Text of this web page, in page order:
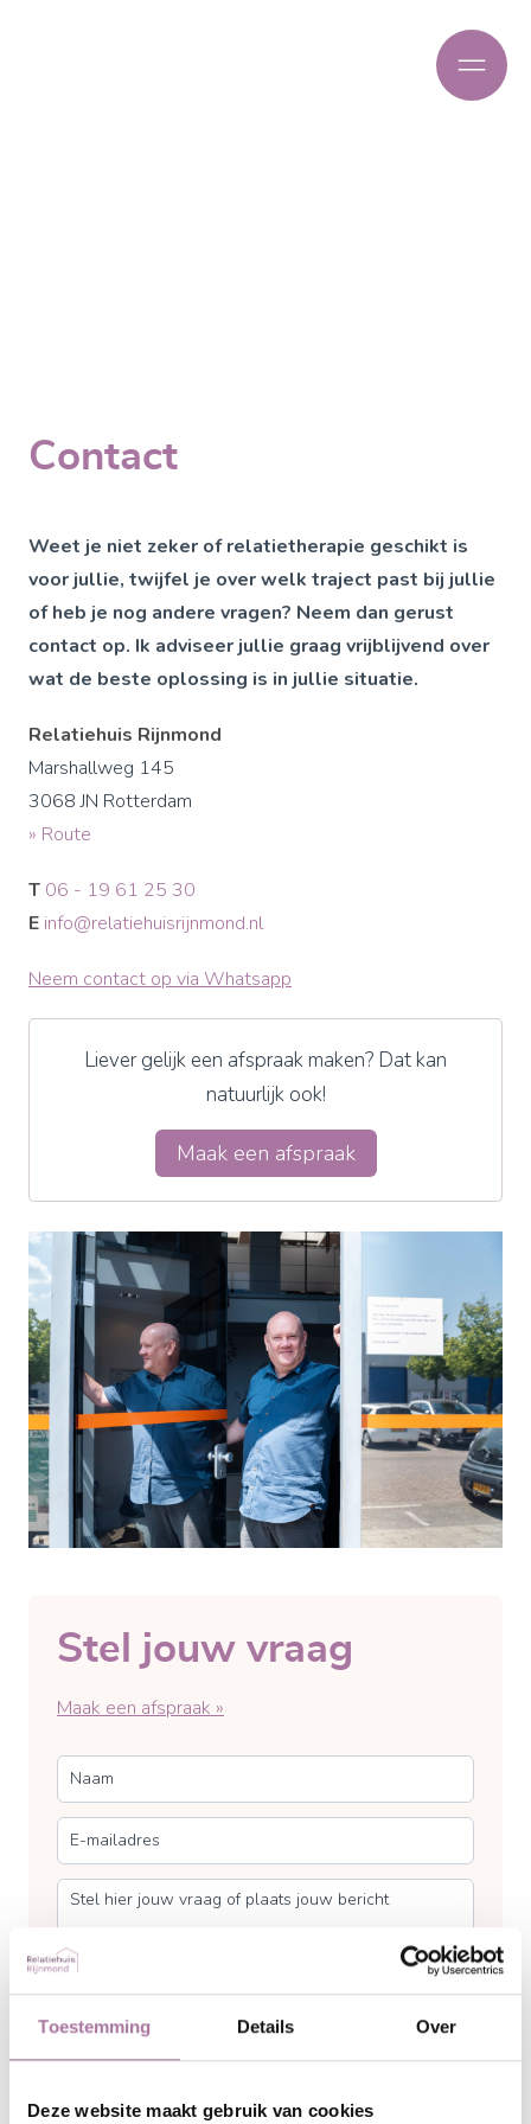
Toestemming Details Over
Deze website maakt gebruik van cookies
Contact
Weet je niet zeker of relatietherapie geschikt is
voor jullie, twijfel je over welk traject past bij jullie
of heb je nog andere vragen? Neem dan gerust
contact op. Ik adviseer jullie graag vrijblijvend over
wat de beste oplossing is in jullie situatie.
Relatiehuis Rijnmond
Marshallweg 145
3068 JN Rotterdam
» Route
T 06 - 19 61 25 30
E info@relatiehuisrijnmond.nl
Neem contact op via Whatsapp
Liever gelijk een afspraak maken? Dat kan
natuurlijk ook!
Maak een afspraak
Stel jouw vraag
Maak een afspraak »